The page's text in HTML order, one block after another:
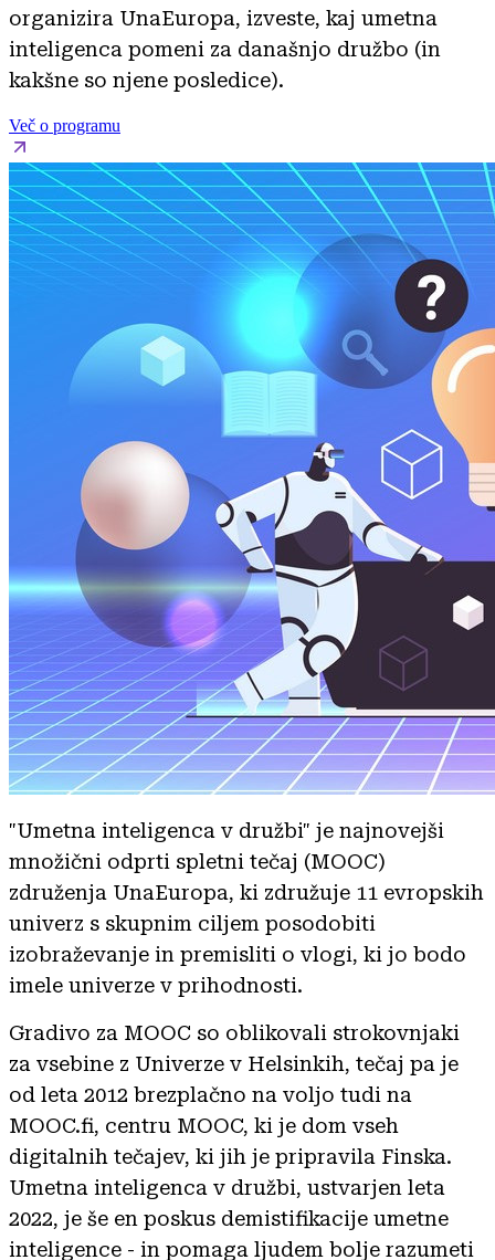
organizira UnaEuropa, izveste, kaj umetna
inteligenca pomeni za današnjo družbo (in
kakšne so njene posledice).
Več o programu
"Umetna inteligenca v družbi" je najnovejši
množični odprti spletni tečaj (MOOC)
združenja UnaEuropa, ki združuje 11 evropskih
univerz s skupnim ciljem posodobiti
izobraževanje in premisliti o vlogi, ki jo bodo
imele univerze v prihodnosti.
Gradivo za MOOC so oblikovali strokovnjaki
za vsebine z Univerze v Helsinkih, tečaj pa je
od leta 2012 brezplačno na voljo tudi na
MOOC.fi, centru MOOC, ki je dom vseh
digitalnih tečajev, ki jih je pripravila Finska.
Umetna inteligenca v družbi, ustvarjen leta
2022, je še en poskus demistifikacije umetne
inteligence - in pomaga ljudem bolje razumeti